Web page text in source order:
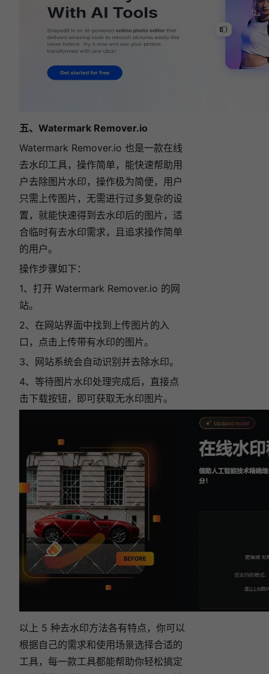
五、Watermark Remover.io
Watermark Remover.io 也是一款在线
去水印工具，操作简单，能快速帮助用
户去除图片水印， 操作极为简便，用户
只需上传图片，无需进行过多复杂的设
置，就能快速得到去水印后的图片，适
合临时有去水印需求，且追求操作简单
的用户。
操作步骤如下：
1、打开 Watermark Remover.io 的网
站。
2、在网站界面中找到上传图片的入
口，点击上传带有水印的图片。
3、网站系统会自动识别并去除水印。
4、等待图片水印处理完成后，直接点
击下载按钮，即可获取无水印图片。
以上 5 种去水印方法各有特点，你可以
根据自己的需求和使用场景选择合适的
工具，每一款工具都能帮助你轻松搞定